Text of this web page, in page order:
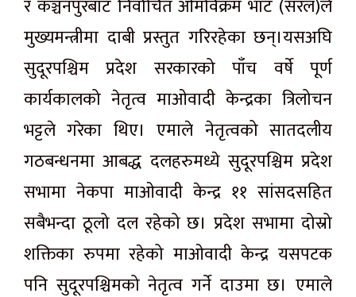
र कञ्चनपुरबाट निर्वाचित ओमविक्रम भाट (सरल)ले
मुख्यमन्त्रीमा दाबी प्रस्तुत गरिरहेका छन्।यसअघि
सुदूरपश्चिम प्रदेश सरकारको पाँच वर्षे पूर्ण
कार्यकालको नेतृत्व माओवादी केन्द्रका त्रिलोचन
भट्टले गरेका थिए। एमाले नेतृत्वको सातदलीय
गठबन्धनमा आबद्ध दलहरुमध्ये सुदूरपश्चिम प्रदेश
सभामा नेकपा माओवादी केन्द्र ११ सांसदसहित
सबैभन्दा ठूलो दल रहेको छ। प्रदेश सभामा दोस्रो
शक्तिका रुपमा रहेको माओवादी केन्द्र यसपटक
पनि सुदूरपश्चिमको नेतृत्व गर्ने दाउमा छ। एमाले